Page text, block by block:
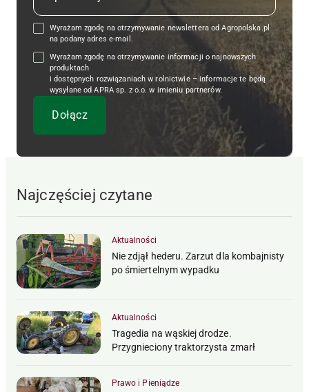
Wyrażam zgodę na otrzymywanie newslettera od Agropolska.pl
na podany adres e-mail.
Wyrażam zgodę na otrzymywanie informacji o najnowszych
produktach
i dostępnych rozwiązaniach w rolnictwie – informacje te będą
wysyłane od APRA sp. z o.o. w imieniu partnerów.
Najczęściej czytane
Aktualności
Nie zdjął hederu. Zarzut dla kombajnisty
po śmiertelnym wypadku
Aktualności
Tragedia na wąskiej drodze.
Przygnieciony traktorzysta zmarł
Prawo i Pieniądze